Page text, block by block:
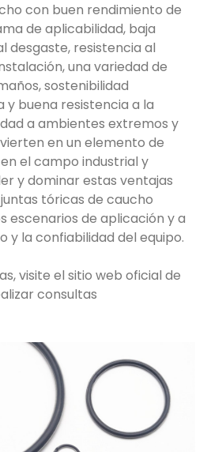
con buen rendimiento de
de aplicabilidad, baja
desgaste, resistencia al
una variedad de
sostenibilidad
buena resistencia a la
a ambientes extremos y
en un elemento de
el campo industrial y
y dominar estas ventajas
tóricas de caucho
escenarios de aplicación y a
y la confiabilidad del equipo.
visite el sitio web oficial de
consultas